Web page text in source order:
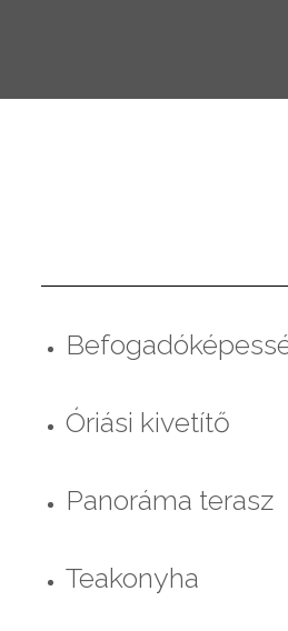
Óriási kivetítő
Panoráma terasz
Teakonyha